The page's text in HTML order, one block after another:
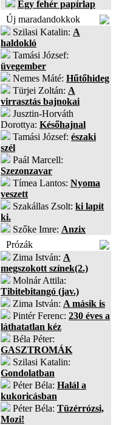
Egy fehér papírlap
Új maradandokkok
Szilasi Katalin: A
haldokló
Tamási József:
üvegember
Nemes Máté: Hűtőhideg
Türjei Zoltán: A
virrasztás bajnokai
Jusztin-Horváth
Dorottya: Későhajnal
Tamási József: északi
szél
Paál Marcell:
Szezonzavar
Tímea Lantos: Nyoma
veszett
Szakállas Zsolt: ki lapít
ki.
Szőke Imre: Anzix
Prózák
Zima István: A
megszokott színek(2.)
Molnár Attila:
Tibitebitangó (jav.)
Zima István: A másik is
Pintér Ferenc: 230 éves a
láthatatlan kéz
Béla Péter:
GASZTROMÁK
Szilasi Katalin:
Gondolatban
Péter Béla: Halál a
kukoricásban
Péter Béla: Tüzérrózsi,
Mozi!